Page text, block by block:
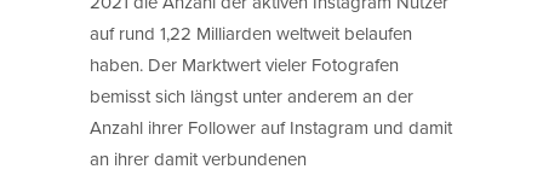
auf rund 1,22 Milliarden weltweit belaufen
haben. Der Marktwert vieler Fotografen
bemisst sich längst unter anderem an der
Anzahl ihrer Follower auf Instagram und damit
an ihrer damit verbundenen